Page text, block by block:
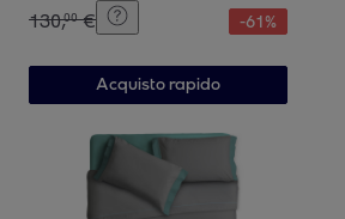
130,00 € -61%
Acquisto rapido